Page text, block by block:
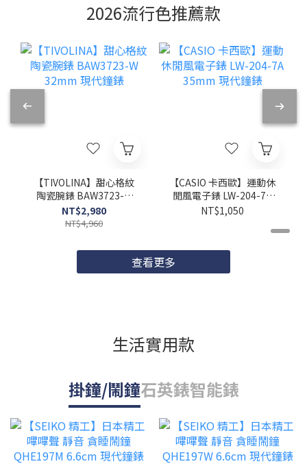
2026流行色推薦款
【TIVOLINA】甜心格紋
陶瓷腕錶 BAW3723-W
32mm 現代鐘錶
NT$2,980
NT$4,960
【CASIO 卡西歐】運動休
閒風電子錶 LW-204-7A
35mm 現代鐘錶
NT$1,050
查看更多
生活實用款
掛鐘/鬧鐘石英錶智能錶